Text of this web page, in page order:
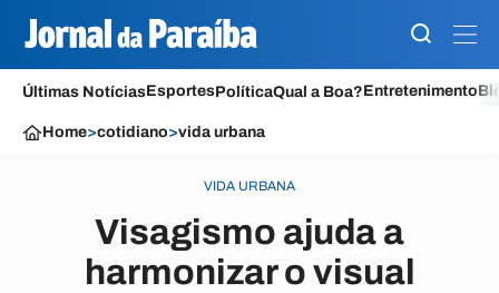
Últimas NotíciasEsportesPolíticaQual a Boa?Entretenimento
Home>cotidiano>vida urbana
VIDA URBANA
Visagismo ajuda a
harmonizar o visual